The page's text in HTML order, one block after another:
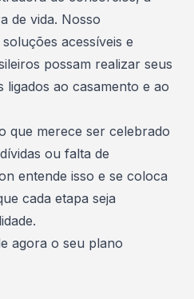
de vida. Nosso
acessíveis e
possam realizar seus
ligados ao casamento e ao
que merece ser celebrado
ou falta de
entende isso e se coloca
cada etapa seja
agora o seu plano